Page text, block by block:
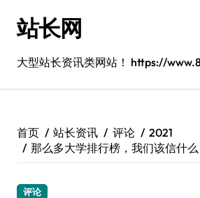
站长网
大型站长资讯类网站！ https://
首页 站长资讯 评论
2021
那么多大学排行榜，我们该信什么
评论